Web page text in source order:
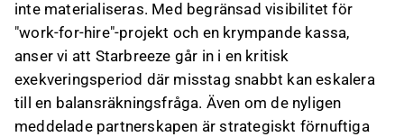
och analytikerna förblir försiktiga med en
riktkurs på 0,08 SEK.
Detta innehåll är skapat av AI. Du kan lämna feedback
om det på Inderesforum.
inte materialiseras. Med begränsad visibilitet för
"work-for-hire"-projekt och en krympande kassa,
anser vi att Starbreeze går in i en kritisk
exekveringsperiod där misstag snabbt kan eskalera
till en balansräkningsfråga. Även om de nyligen
meddelade partnerskapen är strategiskt förnuftiga